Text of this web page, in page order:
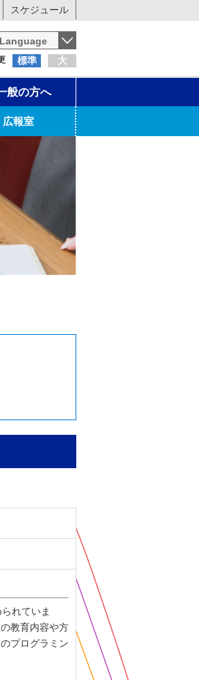
スケジュール
Language
標準 大
般の方へ
広報室
れていま
教育内容や方
プログラミン